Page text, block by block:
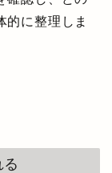
的に整理しま